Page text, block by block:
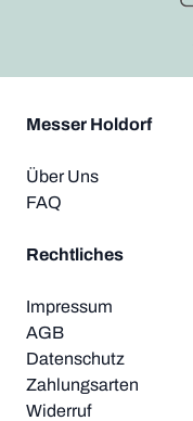
Messer Holdorf
Über Uns
FAQ
Rechtliches
Impressum
AGB
Datenschutz
Zahlungsarten
Widerruf